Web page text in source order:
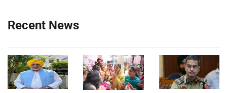
Recent News